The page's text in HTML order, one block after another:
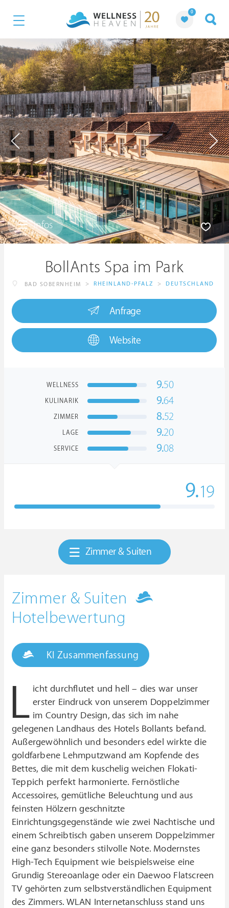
0
Infos
BollAnts Spa im Park
BAD SOBERNHEIM > RHEINLAND-PFALZ > DEUTSCHLAND
Anfrage
Website
WELLNESS 9.50
KULINARIK 9.64
ZIMMER 8.52
LAGE 9.20
SERVICE 9.08
9.19
Zimmer & Suiten
Zimmer & Suiten
Hotelbewertung
KI Zusammenfassung
L icht durchflutet und hell – dies war unser
erster Eindruck von unserem Doppelzimmer
im Country Design, das sich im nahe
gelegenen Landhaus des Hotels Bollants befand.
Außergewöhnlich und besonders edel wirkte die
goldfarbene Lehmputzwand am Kopfende des
Bettes, die mit dem kuschelig weichen Flokati-
Teppich perfekt harmonierte. Fernöstliche
Accessoires, gemütliche Beleuchtung und aus
feinsten Hölzern geschnitzte
Einrichtungsgegenstände wie zwei Nachtische und
einem Schreibtisch gaben unserem Doppelzimmer
eine ganz besonders stilvolle Note. Modernstes
High-Tech Equipment wie beispielsweise eine
Grundig Stereoanlage oder ein Daewoo Flatscreen
TV gehörten zum selbstverständlichen Equipment
des Zimmers. WLAN Internetanschluss stand uns